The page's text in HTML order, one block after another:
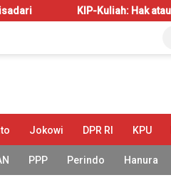
Kuliah: Hak atau Amanah?
Jokowi DPR RI KPU
PPP Perindo Hanura